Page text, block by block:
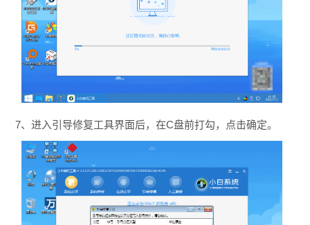
7、进入引导修复工具界面后，在C盘前打勾，点击确定。